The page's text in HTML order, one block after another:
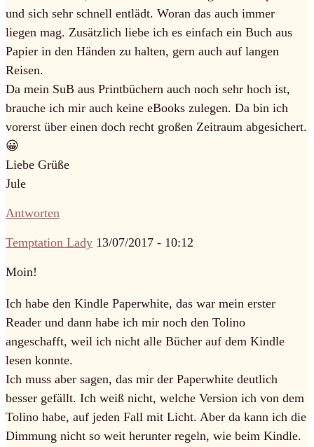
und sich sehr schnell entlädt. Woran das auch immer
liegen mag. Zusätzlich liebe ich es einfach ein Buch aus
Papier in den Händen zu halten, gern auch auf langen
Reisen.
Da mein SuB aus Printbüchern auch noch sehr hoch ist,
brauche ich mir auch keine eBooks zulegen. Da bin ich
vorerst über einen doch recht großen Zeitraum abgesichert.
😀
Liebe Grüße
Jule
Antworten
Temptation Lady 13/07/2017 - 10:12
Moin!
Ich habe den Kindle Paperwhite, das war mein erster
Reader und dann habe ich mir noch den Tolino
angeschafft, weil ich nicht alle Bücher auf dem Kindle
lesen konnte.
Ich muss aber sagen, das mir der Paperwhite deutlich
besser gefällt. Ich weiß nicht, welche Version ich von dem
Tolino habe, auf jeden Fall mit Licht. Aber da kann ich die
Dimmung nicht so weit herunter regeln, wie beim Kindle.